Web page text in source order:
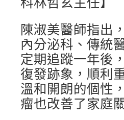
陳淑美醫師指出
內分泌科、傳統
定期追蹤一年後
復發跡象，順利
溫和開朗的個性
瘤也改善了家庭